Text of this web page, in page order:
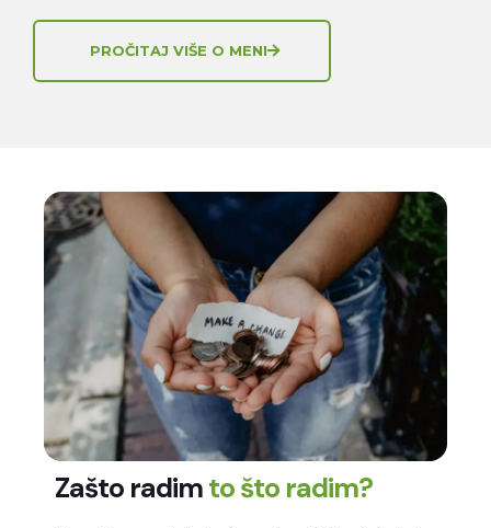
PROČITAJ VIŠE O MENI
Zašto radimto što radim?